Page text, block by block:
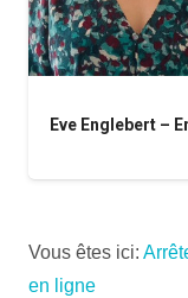
Eve Englebert –
Vous êtes ici:
en ligne